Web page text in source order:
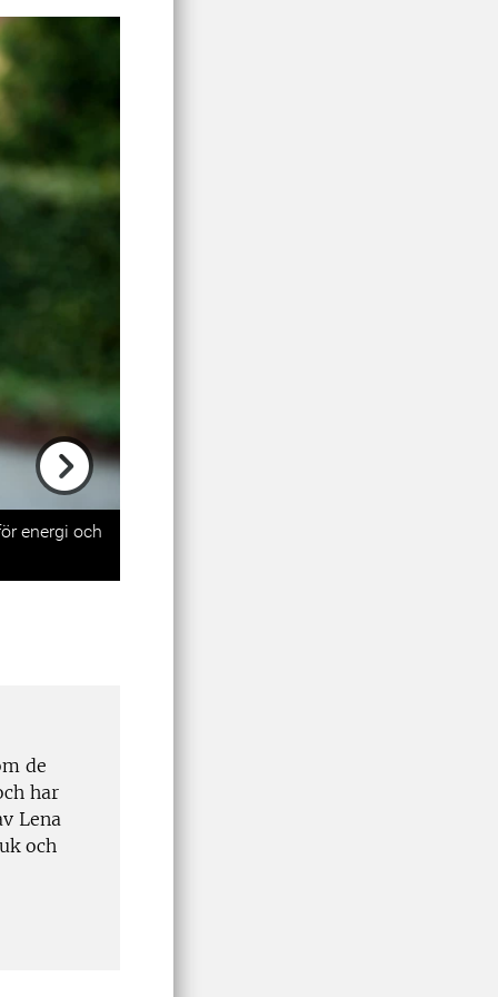
Next
energi och
de
har
Lena
och